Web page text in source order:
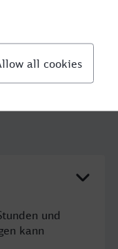
und
kann